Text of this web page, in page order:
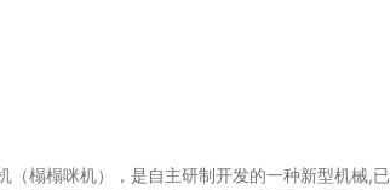
（榻榻咪机），是自主研制开发的一种新型机械,